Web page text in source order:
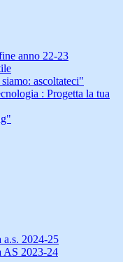
anno 22-23
ascoltateci"
: Progetta la tua
a.s. 2024-25
AS 2023-24